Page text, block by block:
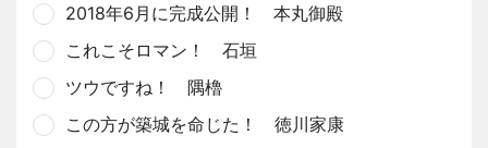
2018年6月に完成公開！ 本丸御殿
これこそロマン！ 石垣
ツウですね！ 隅櫓
この方が築城を命じた！ 徳川家康